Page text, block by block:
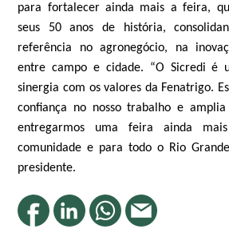
para fortalecer ainda mais a feira,
seus 50 anos de história,
referência no agronegócio, na
entre campo e cidade. “O Sicredi é
sinergia com os valores da Fenatrigo.
confiança no nosso trabalho e amplia
entregarmos uma feira ainda
comunidade e para todo o Rio
presidente.